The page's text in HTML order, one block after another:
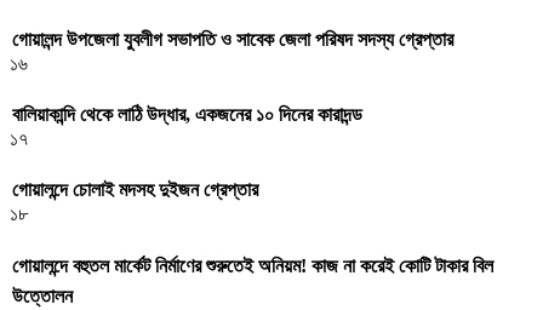
গোয়ালন্দ উপজেলা যুবলীগ সভাপতি ও সাবেক জেলা পরিষদ সদস্য গ্রেপ্তার
১৬
বালিয়াকান্দি থেকে লাঠি উদ্ধার, একজনের ১০ দিনের কারাদন্ড
১৭
গোয়ালন্দে চোলাই মদসহ দুইজন গ্রেপ্তার
১৮
গোয়ালন্দে বহুতল মার্কেট নির্মাণের শুরুতেই অনিয়ম! কাজ না করেই কোটি টাকার বিল
উত্তোলন